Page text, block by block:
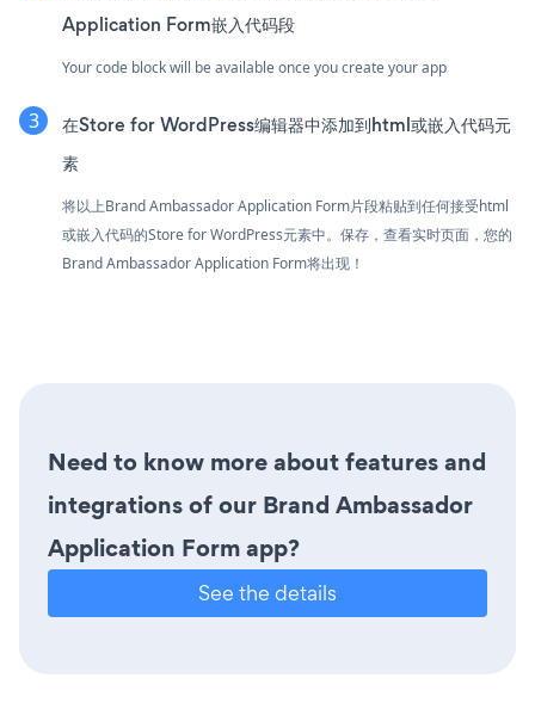
Application Form嵌入代码段
Your code block will be available once you create your app
在Store for WordPress编辑器中添加到html或嵌入代码元
素
将以上Brand Ambassador Application Form片段粘贴到任何接受html
或嵌入代码的Store for WordPress元素中。保存，查看实时页面，您的
Brand Ambassador Application Form将出现！
Need to know more about features and
integrations of our Brand Ambassador
Application Form app?
See the details